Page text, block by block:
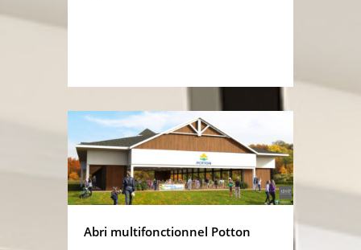
Abri multifonctionnel Potton